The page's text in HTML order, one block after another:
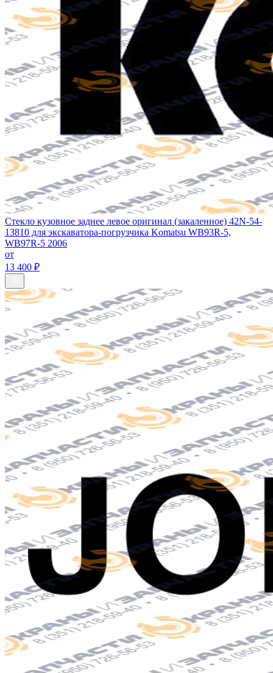
Стекло кузовное заднее левое оригинал (закаленное) 42N-54-
13810 для экскаватора-погрузчика Komatsu WB93R-5,
WB97R-5 2006
от
13 400 ₽